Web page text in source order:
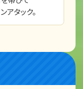
タック。